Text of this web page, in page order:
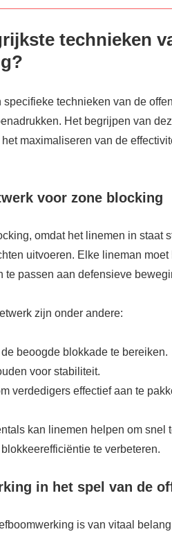
technieken
technieken van de
Het begrijpen van
maximaliseren van de
voor zone blocking
omdat het linemen in staat
uitvoeren. Elke lineman
te passen aan defensieve
zijn onder andere:
beoogde blokkade te bereiken.
voor stabiliteit.
verdedigers effectief aan te
kan linemen helpen om snel
te verbeteren.
in het spel van de
is van vitaal